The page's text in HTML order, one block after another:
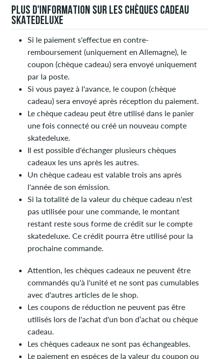
PLUS D'INFORMATION SUR LES CHÈQUES CADEAU
SKATEDELUXE
Si le paiement s'effectue en contre-
remboursement (uniquement en Allemagne), le
coupon (chèque cadeau) sera envoyé uniquement
par la poste.
Si vous payez à l'avance, le coupon (chèque
cadeau) sera envoyé après réception du paiement.
Le chèque cadeau peut être utilisé dans le panier
une fois connecté ou créé un nouveau compte
skatedeluxe.
Il est possible d'échanger plusieurs chèques
cadeaux les uns après les autres.
Un chèque cadeau est valable trois ans après
l'année de son émission.
Si la totalité de la valeur du chèque cadeau n'est
pas utilisée pour une commande, le montant
restant reste sous forme de crédit sur le compte
skatedeluxe. Ce crédit pourra être utilisé pour la
prochaine commande.
Attention, les chèques cadeaux ne peuvent être
commandés qu'à l'unité et ne sont pas cumulables
avec d'autres articles de le shop.
Les coupons de réduction ne peuvent pas être
utilisés lors de l'achat d'un bon d’achat ou chèque
cadeau.
Les chèques cadeaux ne sont pas échangeables.
Le paiement en espèces de la valeur du coupon ou